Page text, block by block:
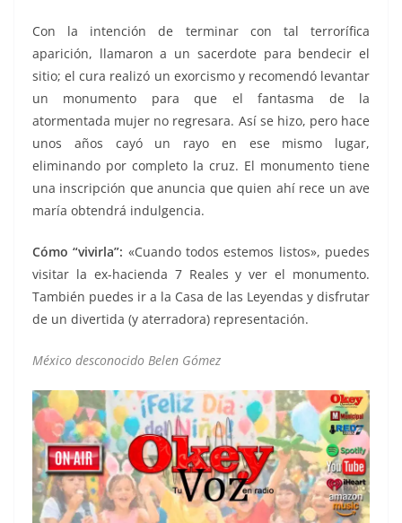
Con la intención de terminar con tal terrorífica
aparición, llamaron a un sacerdote para bendecir el
sitio; el cura realizó un exorcismo y recomendó levantar
un monumento para que el fantasma de la
atormentada mujer no regresara. Así se hizo, pero hace
unos años cayó un rayo en ese mismo lugar,
eliminando por completo la cruz. El monumento tiene
una inscripción que anuncia que quien ahí rece un ave
maría obtendrá indulgencia.
Cómo “vivirla”: «Cuando todos estemos listos», puedes
visitar la ex-hacienda 7 Reales y ver el monumento.
También puedes ir a la Casa de las Leyendas y disfrutar
de un divertida (y aterradora) representación.
México desconocido Belen Gómez